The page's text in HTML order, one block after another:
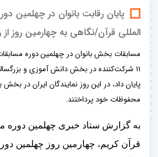
پایان رقابت بانوان در چهلمین
المللی قرآن/نگاهی به چهارمین روز
مسابقات بخش بانوان در چهلمین دوره
11 شرکت‌کننده در بخش دانش آموزی و
پایان داد، در این روز نمایندگان ایران در بخش
محفوظات خود پرداختند.
به گزارش ستاد خبری چهلمین دوره
قرآن کریم، چهارمین روز چهلمین